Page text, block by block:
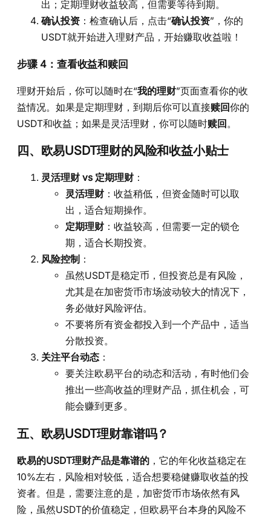
出；定期理财收益较高，但需要等待到期。
确认投资 ：检查确认后，点击“确认投资”，你的
USDT就开始进入理财产品，开始赚取收益啦！
步骤 4：查看收益和赎回
理财开始后，你可以随时在“我的理财”页面查看你的收
益情况。如果是定期理财，到期后你可以直接赎回你的
USDT和收益；如果是灵活理财，你可以随时赎回 。
四、欧易USDT理财的风险和收益小贴士
灵活理财 vs 定期理财 ：
灵活理财 ：收益稍低，但资金随时可以取
出，适合短期操作。
定期理财 ：收益较高，但需要一定的锁仓
期，适合长期投资。
风险控制 ：
虽然USDT是稳定币，但投资总是有风险，
尤其是在加密货币市场波动较大的情况下，
务必做好风险评估。
不要将所有资金都投入到一个产品中，适当
分散投资。
关注平台动态 ：
要关注欧易平台的动态和活动，有时他们会
推出一些高收益的理财产品，抓住机会，可
能会赚到更多。
五、欧易USDT理财靠谱吗？
欧易的USDT理财产品是靠谱的 ，它的年化收益稳定在
10%左右，风险相对较低，适合想要稳健赚取收益的投
资者。但是，需要注意的是，加密货币市场依然有风
险，虽然USDT的价值稳定，但欧易平台本身的风险不